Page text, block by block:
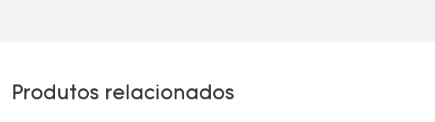
Produtos relacionados